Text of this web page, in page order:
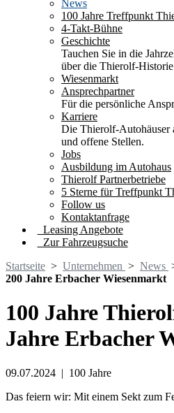
News
100 Jahre Treffpunkt
4-Takt-Bühne
Geschichte
Tauchen Sie in die
über die Thierolf-
Wiesenmarkt
Ansprechpartner
Für die persönliche
Karriere
Die Thierolf-Autohäuser
und offene Stellen.
Jobs
Ausbildung im Autohaus
Thierolf Partnerbetriebe
5 Sterne für Treffpunkt
Follow us
Kontaktanfrage
Leasing Angebote
Zur Fahrzeugsuche
Startseite > Unternehmen > News
200 Jahre Erbacher Wiesenmarkt
100 Jahre
Jahre Erbacher
09.07.2024 | 100 Jahre
Das feiern wir: Mit einem Sekt zum